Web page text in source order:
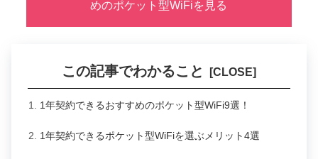
めのポケット型WiFiを見る
この記事でわかること
1年契約できるおすすめのポケット型WiFi9選！
1年契約できるポケット型WiFiを選ぶメリット4選